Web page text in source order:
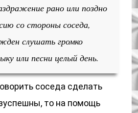
рано или поздно
со стороны соседа,
слушать громко
или песни целый день.
соседа сделать
то на помощь